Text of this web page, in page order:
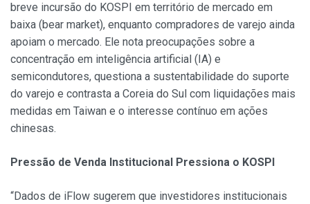
breve incursão do KOSPI em território de mercado em
baixa (bear market), enquanto compradores de varejo ainda
apoiam o mercado. Ele nota preocupações sobre a
concentração em inteligência artificial (IA) e
semicondutores, questiona a sustentabilidade do suporte
do varejo e contrasta a Coreia do Sul com liquidações mais
medidas em Taiwan e o interesse contínuo em ações
chinesas.
Pressão de Venda Institucional Pressiona o KOSPI
“Dados de iFlow sugerem que investidores institucionais